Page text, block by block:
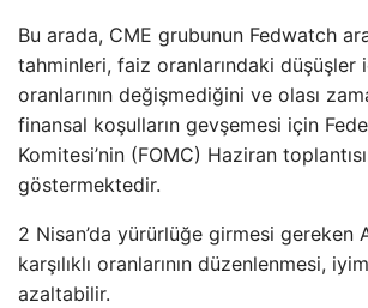
Bu arada, CME grubunun Fedwatch
tahminleri, faiz oranlarındaki düşüşler
oranlarının değişmediğini ve olası
finansal koşulların gevşemesi için
Komitesi’nin (FOMC) Haziran
göstermektedir.
2 Nisan’da yürürlüğe girmesi gereken
karşılıklı oranlarının düzenlenmesi,
azaltabilir.